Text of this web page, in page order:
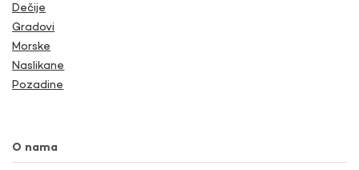
Dečije
Gradovi
Morske
Naslikane
Pozadine
O nama